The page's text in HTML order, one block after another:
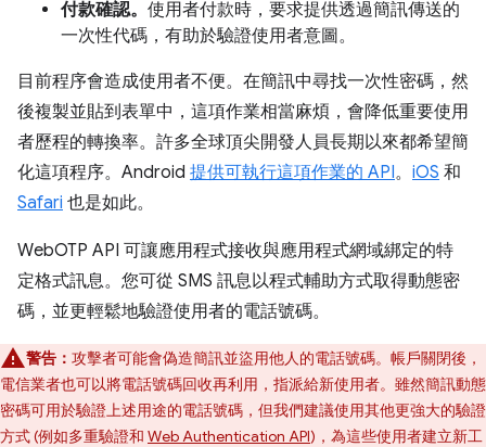
付款確認。 使用者付款時，要求提供透過簡訊傳送的
一次性代碼，有助於驗證使用者意圖。
目前程序會造成使用者不便。在簡訊中尋找一次性密碼，然
後複製並貼到表單中，這項作業相當麻煩，會降低重要使用
者歷程的轉換率。許多全球頂尖開發人員長期以來都希望簡
化這項程序。Android 提供可執行這項作業的 API。 iOS 和
Safari 也是如此。
WebOTP API 可讓應用程式接收與應用程式網域綁定的特
定格式訊息。您可從 SMS 訊息以程式輔助方式取得動態密
碼，並更輕鬆地驗證使用者的電話號碼。
警告： 攻擊者可能會偽造簡訊並盜用他人的電話號碼。帳戶關閉後，
電信業者也可以將電話號碼回收再利用，指派給新使用者。雖然簡訊動態
密碼可用於驗證上述用途的電話號碼，但我們建議使用其他更強大的驗證
方式 (例如多重驗證和 Web Authentication API)，為這些使用者建立新工